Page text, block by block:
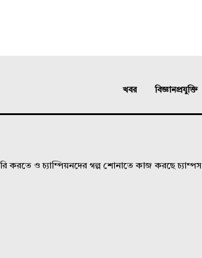
খবর বিজ্ঞানপ্রযুক্তি
করতে ও চ্যাম্পিয়নদের গল্প শোনাতে কাজ করছে চ্যাম্পস